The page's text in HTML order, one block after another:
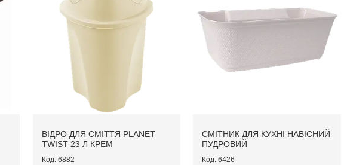
ВІДРО ДЛЯ СМІТТЯ PLANET
TWIST 23 Л КРЕМ
6882
СМІТНИК ДЛЯ КУХНІ НАВІСНИЙ
ПУДРОВИЙ
6426